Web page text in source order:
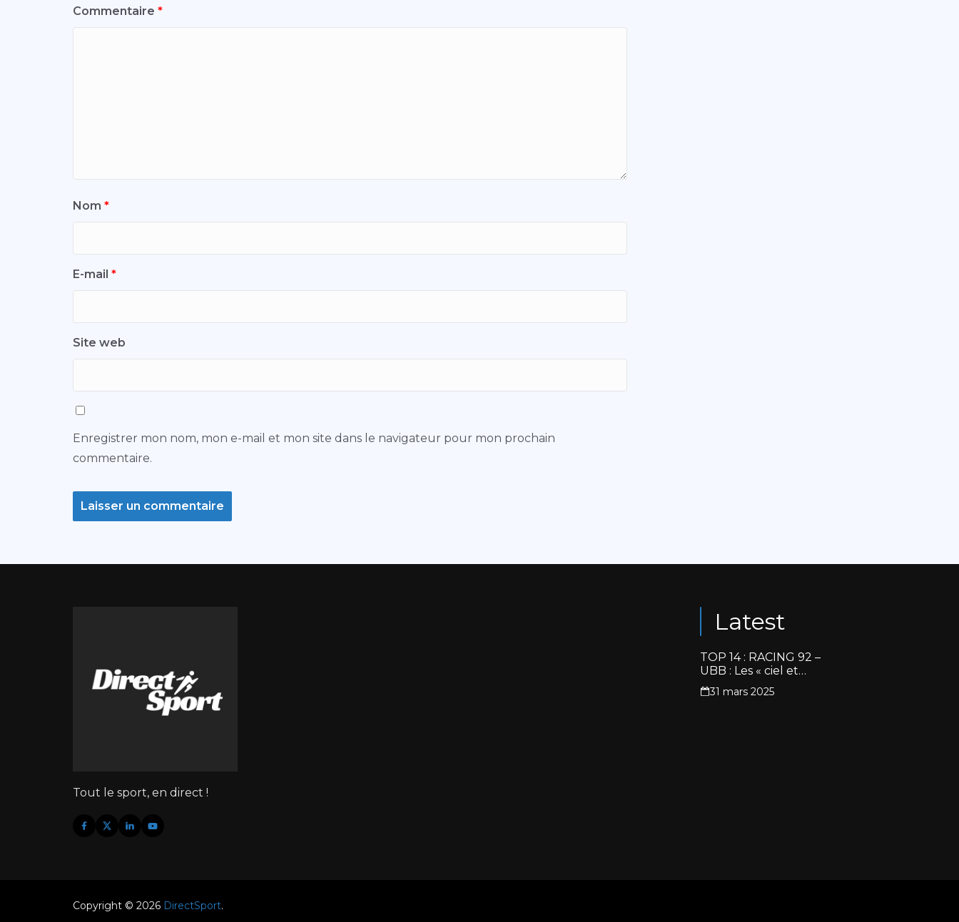
Commentaire *
Nom *
E-mail *
Site web
Enregistrer mon nom, mon e-mail et mon site dans le navigateur pour mon prochain
commentaire.
Tout le sport, en direct !
Latest
TOP 14 : RACING 92 –
UBB : Les « ciel et
blanc » renouent avec
la victoire
31 mars 2025
Copyright © 2026 DirectSport.